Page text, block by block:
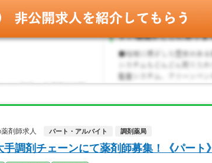
剤師求人
パート・アルバイト 調剤薬局
手調剤チェーンにて薬剤師募集！《パート》